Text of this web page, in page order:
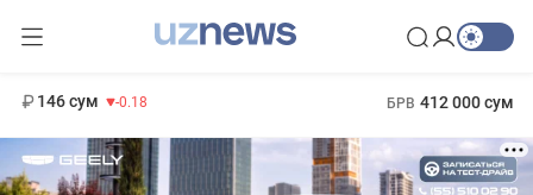
146 сум -0.18 БРВ 412 000 сум